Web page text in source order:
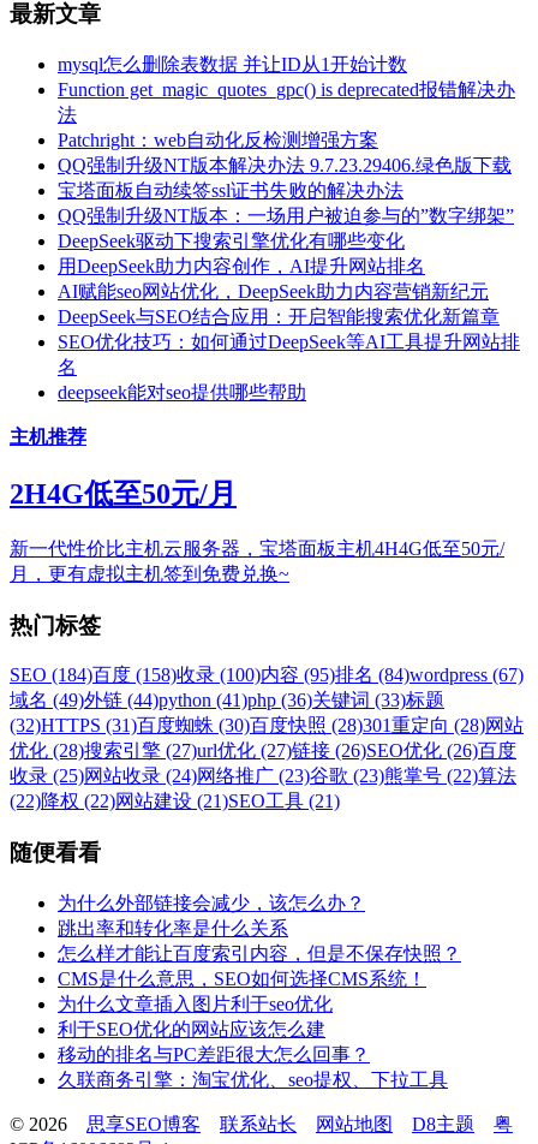
最新文章
mysql怎么删除表数据 并让ID从1开始计数
Function get_magic_quotes_gpc() is deprecated报错解决办
法
Patchright：web自动化反检测增强方案
QQ强制升级NT版本解决办法 9.7.23.29406.绿色版下载
宝塔面板自动续签ssl证书失败的解决办法
QQ强制升级NT版本：一场用户被迫参与的”数字绑架”
DeepSeek驱动下搜索引擎优化有哪些变化
用DeepSeek助力内容创作，AI提升网站排名
AI赋能seo网站优化，DeepSeek助力内容营销新纪元
DeepSeek与SEO结合应用：开启智能搜索优化新篇章
SEO优化技巧：如何通过DeepSeek等AI工具提升网站排
名
deepseek能对seo提供哪些帮助
主机推荐
2H4G低至50元/月
新一代性价比主机云服务器，宝塔面板主机4H4G低至50元/
月，更有虚拟主机签到免费兑换~
热门标签
SEO (184)百度 (158)收录 (100)内容 (95)排名 (84)wordpress (67)
域名 (49)外链 (44)python (41)php (36)关键词 (33)标题
(32)HTTPS (31)百度蜘蛛 (30)百度快照 (28)301重定向 (28)网站
优化 (28)搜索引擎 (27)url优化 (27)链接 (26)SEO优化 (26)百度
收录 (25)网站收录 (24)网络推广 (23)谷歌 (23)熊掌号 (22)算法
(22)降权 (22)网站建设 (21)SEO工具 (21)
随便看看
为什么外部链接会减少，该怎么办？
跳出率和转化率是什么关系
怎么样才能让百度索引内容，但是不保存快照？
CMS是什么意思，SEO如何选择CMS系统！
为什么文章插入图片利于seo优化
利于SEO优化的网站应该怎么建
移动的排名与PC差距很大怎么回事？
久联商务引擎：淘宝优化、seo提权、下拉工具
© 2026 思享SEO博客 联系站长 网站地图 D8主题
粤